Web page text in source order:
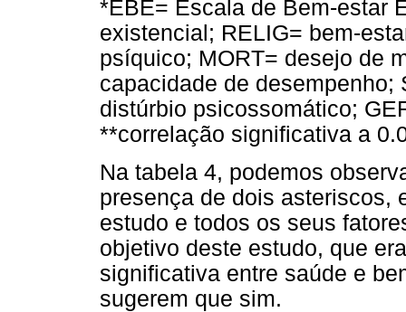
*EBE= Escala de Bem-estar
existencial; RELIG= bem-
psíquico; MORT= desejo de
capacidade de desempenho;
distúrbio psicossomático;
**correlação significativa a
Na tabela 4, podemos
presença de dois asteriscos,
estudo e todos os seus
objetivo deste estudo, que
significativa entre saúde e
sugerem que sim.